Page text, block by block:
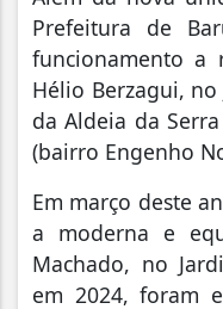
Prefeitura de
funcionamento a
Hélio Berzagui, no
da Aldeia da
(bairro Engenho
Em março deste
a moderna e
Machado, no
em 2024, foram